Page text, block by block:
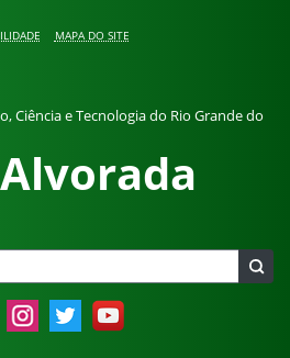
MAPA DO SITE
Ciência e Tecnologia do Rio Grande do
InstagramTwitter YouTube